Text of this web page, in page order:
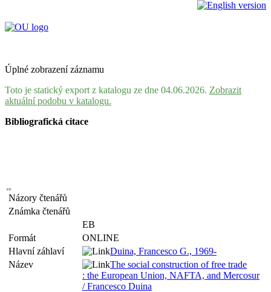
Úplné zobrazení záznamu
Toto je statický export z katalogu ze dne 04.06.2026. Zobrazit
aktuální podobu v katalogu.
Bibliografická citace
Názory čtenářů
Známka čtenářů
EB
Formát
ONLINE
Hlavní záhlaví
Duina, Francesco G., 1969-
Název
The social construction of free trade
: the European Union, NAFTA, and Mercosur
/ Francesco Duina